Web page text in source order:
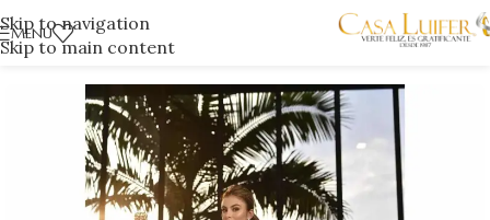
Skip to navigation
Skip to main content
MENÚ
Inicio/ Vestidos de gala